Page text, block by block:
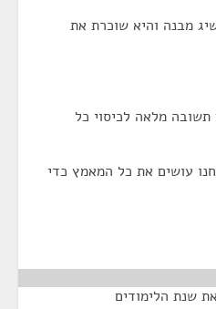
מבנה והיא שוכרת את
תשובה מלאה לכיסוי כל
עושים את כל המאמץ כדי
שנת הלימודים